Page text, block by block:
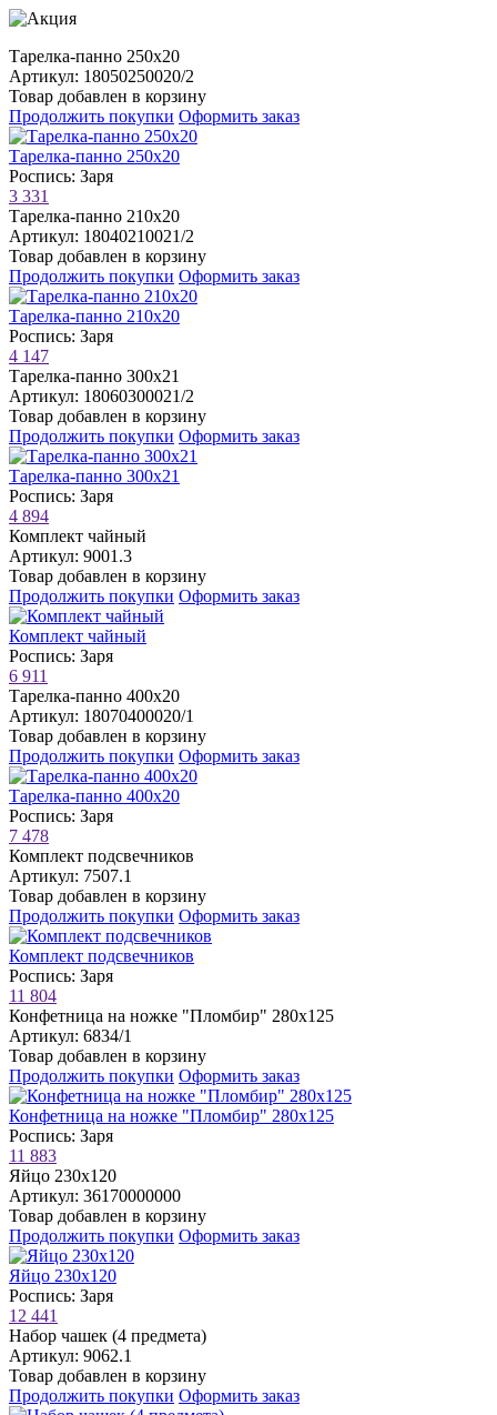
Тарелка-панно 250х20
Артикул: 18050250020/2
Товар добавлен в корзину
Продолжить покупки Оформить заказ
Тарелка-панно 250х20
Роспись: Заря
3 331
Тарелка-панно 210х20
Артикул: 18040210021/2
Товар добавлен в корзину
Продолжить покупки Оформить заказ
Тарелка-панно 210х20
Роспись: Заря
4 147
Тарелка-панно 300х21
Артикул: 18060300021/2
Товар добавлен в корзину
Продолжить покупки Оформить заказ
Тарелка-панно 300х21
Роспись: Заря
4 894
Комплект чайный
Артикул: 9001.3
Товар добавлен в корзину
Продолжить покупки Оформить заказ
Комплект чайный
Роспись: Заря
6 911
Тарелка-панно 400х20
Артикул: 18070400020/1
Товар добавлен в корзину
Продолжить покупки Оформить заказ
Тарелка-панно 400х20
Роспись: Заря
7 478
Комплект подсвечников
Артикул: 7507.1
Товар добавлен в корзину
Продолжить покупки Оформить заказ
Комплект подсвечников
Роспись: Заря
11 804
Конфетница на ножке "Пломбир" 280х125
Артикул: 6834/1
Товар добавлен в корзину
Продолжить покупки Оформить заказ
Конфетница на ножке "Пломбир" 280х125
Роспись: Заря
11 883
Яйцо 230х120
Артикул: 36170000000
Товар добавлен в корзину
Продолжить покупки Оформить заказ
Яйцо 230х120
Роспись: Заря
12 441
Набор чашек (4 предмета)
Артикул: 9062.1
Товар добавлен в корзину
Продолжить покупки Оформить заказ